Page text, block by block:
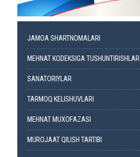
JAMOA SHARTNOMALARI
MEHNAT KODEKSIGA TUSHUNTIRISHLAR
SANATORIYLAR
TARMOQ KELISHUVLARI
MEHNAT MUXOFAZASI
MUROJAAT QILISH TARTIBI